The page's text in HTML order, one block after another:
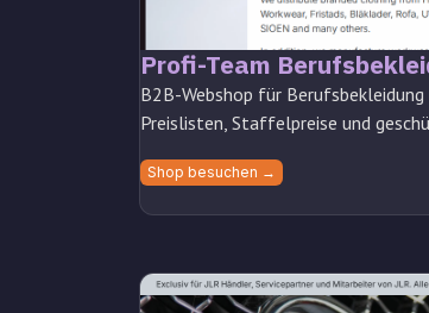
Profi-Team
B2B-Webshop für
Preislisten, Staffelpreise und
Shop besuchen →